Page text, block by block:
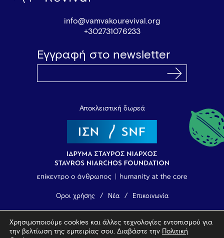
info@vamvakourevival.org
+302731076233
Εγγραφή στο newsletter
Αποκλειστική δωρεά
Όροι χρήσης Νέα Επικοινωνία
© 2026 Vamvakou Revival
Χρησιμοποιούμε cookies και άλλες τεχνολογίες εντοπισμού για
την βελτίωση της εμπειρίας σου. Διαβάστε την
Πολιτική